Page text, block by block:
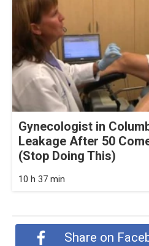
Gynecologist in
Leakage After 50
(Stop Doing This)
10 h 37 min
Share on